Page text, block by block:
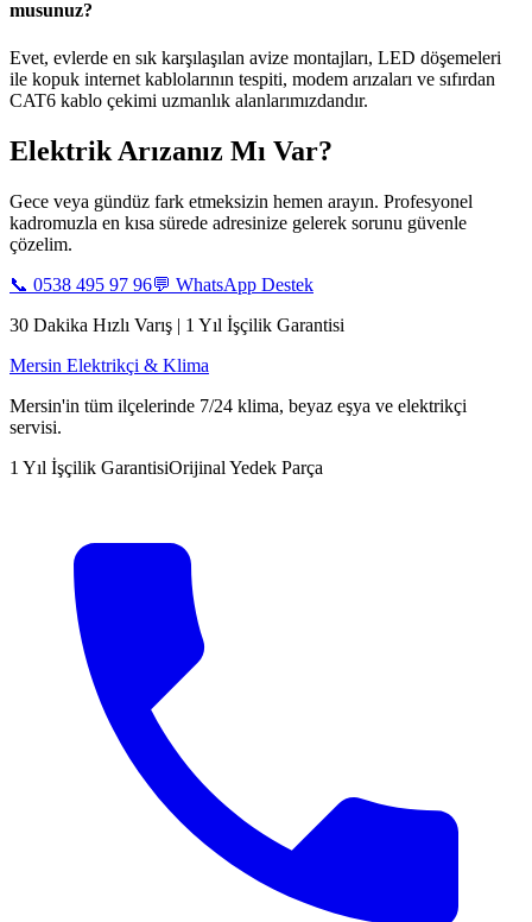
musunuz?
Evet, evlerde en sık karşılaşılan avize montajları, LED döşemeleri
ile kopuk internet kablolarının tespiti, modem arızaları ve sıfırdan
CAT6 kablo çekimi uzmanlık alanlarımızdandır.
Elektrik Arızanız Mı Var?
Gece veya gündüz fark etmeksizin hemen arayın. Profesyonel
kadromuzla en kısa sürede adresinize gelerek sorunu güvenle
çözelim.
📞 0538 495 97 96💬 WhatsApp Destek
30 Dakika Hızlı Varış | 1 Yıl İşçilik Garantisi
Mersin Elektrikçi & Klima
Mersin'in tüm ilçelerinde 7/24 klima, beyaz eşya ve elektrikçi
servisi.
1 Yıl İşçilik GarantisiOrijinal Yedek Parça